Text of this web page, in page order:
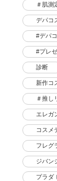
＃肌測
デパコ
#デパ
#プレ
診断
新作コ
＃推し
エレガ
コスメ
フレグ
ジバン
プラダ